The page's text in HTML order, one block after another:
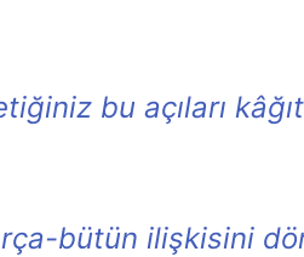
bu açıları
bütün ilişkisini